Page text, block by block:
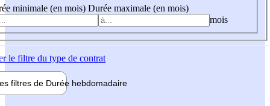
minimale (en mois) Durée maximale (en mois)
mois
le filtre du type de contrat
filtres de Durée hebdomadaire